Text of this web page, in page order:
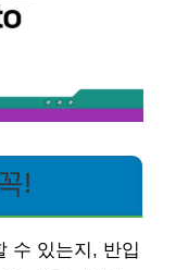
!
수 있는지, 반입